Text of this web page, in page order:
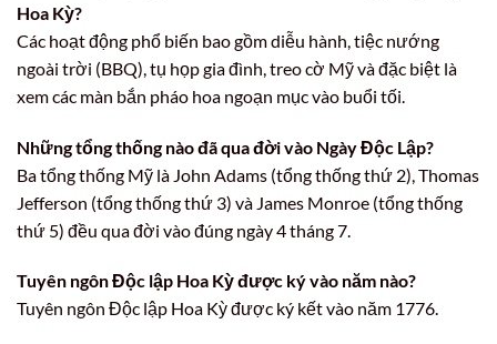
Hoa Kỳ?
Các hoạt động phổ biến bao gồm diễu hành, tiệc nướng
ngoài trời (BBQ), tụ họp gia đình, treo cờ Mỹ và đặc biệt là
xem các màn bắn pháo hoa ngoạn mục vào buổi tối.
Những tổng thống nào đã qua đời vào Ngày Độc Lập?
Ba tổng thống Mỹ là John Adams (tổng thống thứ 2), Thomas
Jefferson (tổng thống thứ 3) và James Monroe (tổng thống
thứ 5) đều qua đời vào đúng ngày 4 tháng 7.
Tuyên ngôn Độc lập Hoa Kỳ được ký vào năm nào?
Tuyên ngôn Độc lập Hoa Kỳ được ký kết vào năm 1776.